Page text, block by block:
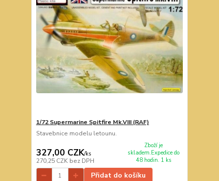
1/72 Supermarine Spitfire Mk.VIII (RAF)
Stavebnice modelu letounu.
327,00 CZK/ks
270,25 CZK bez DPH
Zboží je
skladem.Expedice do
48 hodin. 1 ks
Přidat do košíku